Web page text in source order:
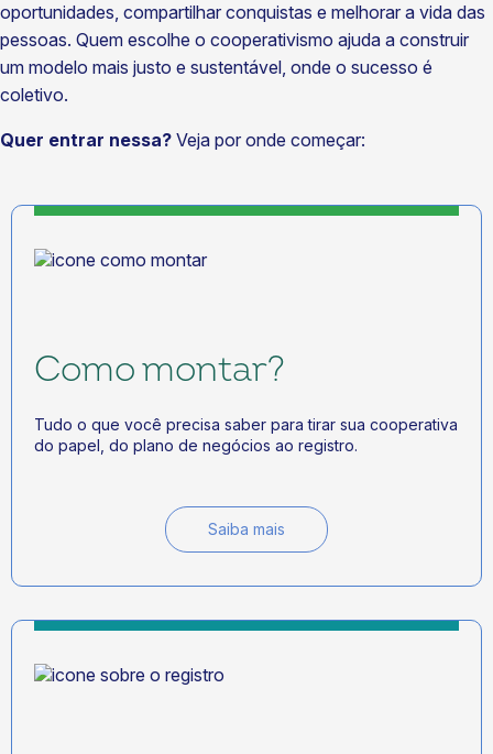
oportunidades, compartilhar conquistas e melhorar a vida das
pessoas. Quem escolhe o cooperativismo ajuda a construir
um modelo mais justo e sustentável, onde o sucesso é
coletivo.
Quer entrar nessa? Veja por onde começar:
Como montar?
Tudo o que você precisa saber para tirar sua cooperativa
do papel, do plano de negócios ao registro.
Saiba mais